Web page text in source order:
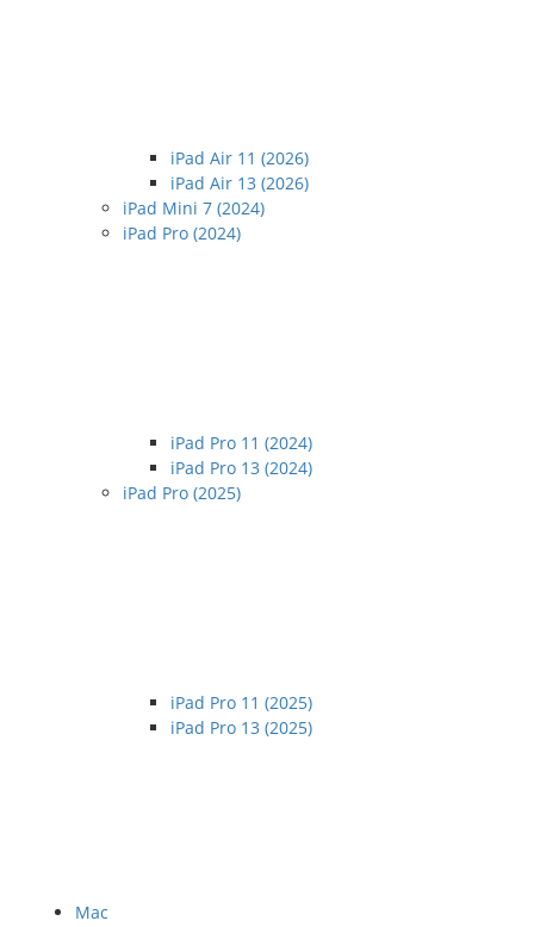
iPad Air 11 (2026)
iPad Air 13 (2026)
iPad Mini 7 (2024)
iPad Pro (2024)
iPad Pro 11 (2024)
iPad Pro 13 (2024)
iPad Pro (2025)
iPad Pro 11 (2025)
iPad Pro 13 (2025)
Mac